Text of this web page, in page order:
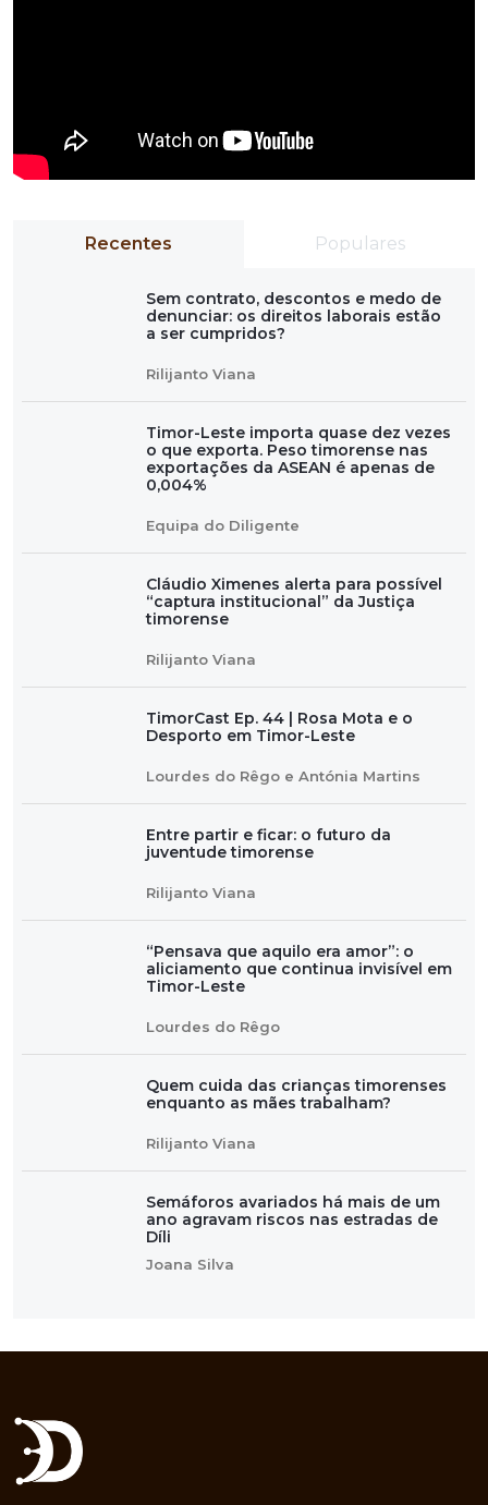
Recentes Populares
Sem contrato, descontos e medo de
denunciar: os direitos laborais estão
a ser cumpridos?
Rilijanto Viana
Timor-Leste importa quase dez vezes
o que exporta. Peso timorense nas
exportações da ASEAN é apenas de
0,004%
Equipa do Diligente
Cláudio Ximenes alerta para possível
“captura institucional” da Justiça
timorense
Rilijanto Viana
TimorCast Ep. 44 | Rosa Mota e o
Desporto em Timor-Leste
Lourdes do Rêgo e Antónia Martins
Entre partir e ficar: o futuro da
juventude timorense
Rilijanto Viana
“Pensava que aquilo era amor”: o
aliciamento que continua invisível em
Timor-Leste
Lourdes do Rêgo
Quem cuida das crianças timorenses
enquanto as mães trabalham?
Rilijanto Viana
Semáforos avariados há mais de um
ano agravam riscos nas estradas de
Díli
Joana Silva